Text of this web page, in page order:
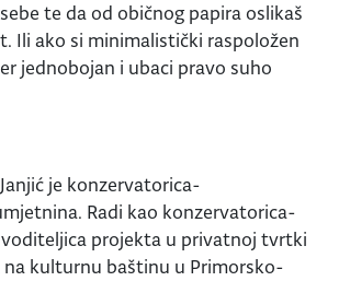
te da od običnog papira oslikaš
Ili ako si minimalistički raspoložen
jednobojan i ubaci pravo suho
je konzervatorica-
Radi kao konzervatorica-
projekta u privatnoj tvrtki
na kulturnu baštinu u Primorsko-